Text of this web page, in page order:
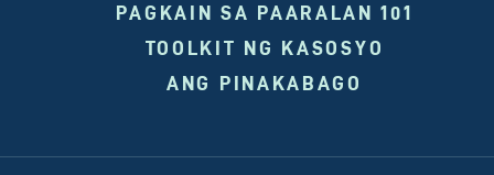
PAGKAIN SA PAARALAN 101
TOOLKIT NG KASOSYO
ANG PINAKABAGO